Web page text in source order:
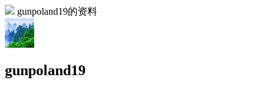
gunpoland19的资料
gunpoland19